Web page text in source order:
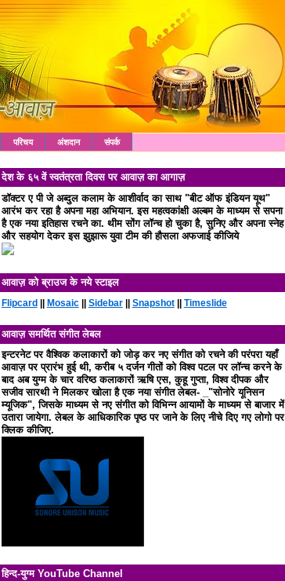
परिचय अंशदान संपर्क
देश के ६५ वें स्वतंत्रता दिवस पर आवाज़ का आगाज़
डॉक्टर ए पी जे अब्दुल कलाम के आशीर्वाद का साथ "बीट ऑफ इंडियन यूथ"
आरंभ कर रहा है अपना महा अभियान. इस महत्वकांक्षी अल्बम के माध्यम से सपना
है एक नया इतिहास रचने का. थीम सोंग लॉन्च हो चुका है, सुनिए और अपना स्नेह
और सहयोग देकर इस झुझारू युवा टीम की हौसला अफजाई कीजिये
आवाज़ को ब्राउज के नये स्टाइल
Flipcard Mosaic|| Sidebar|| Snapshot|| Timeslide
आवाज़ समर्थित संगीत लेबल
इन्टरनेट पर वैश्विक कलाकारों को जोड़ कर नए संगीत को रचने की परंपरा यहाँ
आवाज़ पर प्रारंभ हुई थी, करीब ५ दर्जन गीतों को विश्व पटल पर लॉन्च करने के
बाद अब युग्म के चार वरिष्ठ कलाकारों ऋषि एस, कुहू गुप्ता, विश्व दीपक और
सजीव सारथी ने मिलकर खोला है एक नया संगीत लेबल- _"सोनोरे यूनिसन
म्यूजिक", जिसके माध्यम से नए संगीत को विभिन्न आयामों के माध्यम से बाजार में
उतारा जायेगा. लेबल के आधिकारिक पृष्ठ पर जाने के लिए नीचे दिए गए लोगो पर
क्लिक कीजिए.
हिन्द-युग्म YouTube Channel